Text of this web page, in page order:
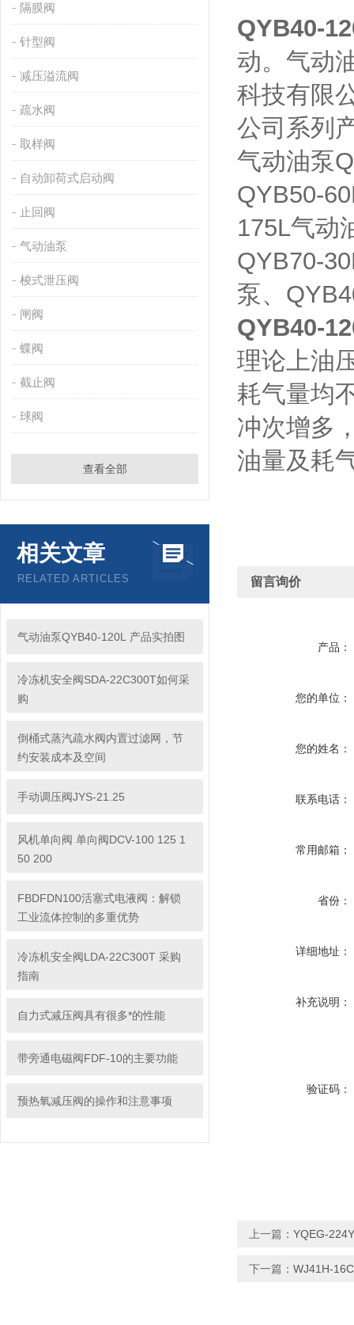
隔膜阀
针型阀
减压溢流阀
疏水阀
取样阀
自动卸荷式启动阀
止回阀
气动油泵
梭式泄压阀
闸阀
蝶阀
截止阀
球阀
查看全部
相关文章
RELATED ARTICLES
气动油泵QYB40-120L 产品实拍图
冷冻机安全阀SDA-22C300T如何采
购
倒桶式蒸汽疏水阀内置过滤网，节
约安装成本及空间
手动调压阀JYS-21.25
风机单向阀 单向阀DCV-100 125 1
50 200
FBDFDN100活塞式电液阀：解锁
工业流体控制的多重优势
冷冻机安全阀LDA-22C300T 采购
指南
自力式减压阀具有很多*的性能
带旁通电磁阀FDF-10的主要功能
预热氧减压阀的操作和注意事项
QYB40-
动。气动
科技有限
公司系列
气动油泵
QYB50-
175L气动
QYB70-
泵、
QYB40-
理论上油
耗气量均
冲次增多
油量及耗
留言询价
产品：
您的单位：
您的姓名：
联系电话：
常用邮箱：
省份：
详细地址：
补充说明：
验证码：
上一篇： YQEG-
下一篇： WJ41H-